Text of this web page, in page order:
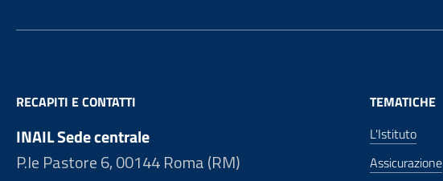
RECAPITI E CONTATTI
INAIL Sede centrale
P.le Pastore 6, 00144 Roma (RM)
TEMATICHE
L'Istituto
Assicurazione